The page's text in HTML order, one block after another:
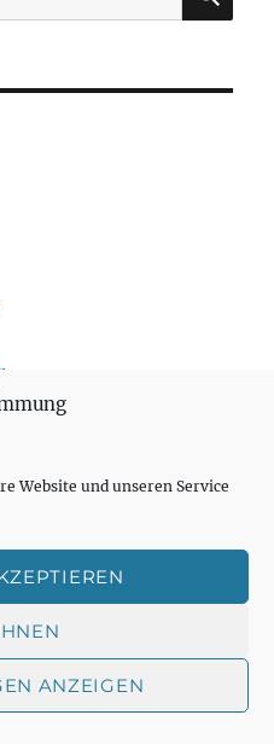
Website und unseren Service
ANZEIGEN